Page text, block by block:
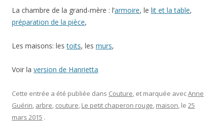
La chambre de la grand-mère : l’armoire, le lit et la table,
préparation de la pièce,
Les maisons: lestoits, les murs,
Voir la version de Hanrietta
Cette entrée a été publiée dans Couture, et marquée avecAnne
Guérin, arbre, couture, Le petit chaperon rouge, maison, le 25
mars 2015 .